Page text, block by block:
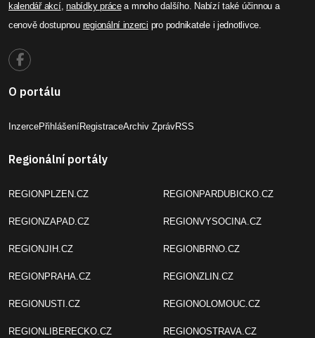
kalendář akcí,nabídky prácea mnoho dalšího. Nabízí také účinnou a
cenově dostupnou regionální inzerci pro podnikatele i jednotlivce.
O portálu
InzercePřihlášeníRegistraceArchiv ZprávRSS
Regionální portály
REGIONPLZEN.CZ
REGIONZAPAD.CZ
REGIONJIH.CZ
REGIONPRAHA.CZ
REGIONUSTI.CZ
REGIONLIBERECKO.CZ
REGIONPARDUBICKO.CZ
REGIONVYSOCINA.CZ
REGIONBRNO.CZ
REGIONZLIN.CZ
REGIONOLOMOUC.CZ
REGIONOSTRAVA.CZ